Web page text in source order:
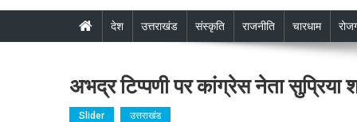
देश उत्तराखंड संस्कृति राजनीति चारधाम
अभद्र टिप्पणी पर कांग्रेस नेता सुप्रिया
Slider उत्तराखंड